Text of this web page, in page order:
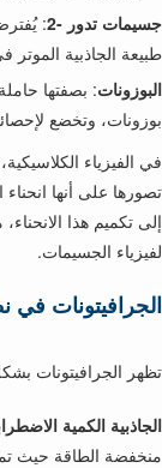
جسيمات تدور -2
طبيعة الجاذبية الموتر
البوزونات: بصفتها
بوزونات، وتخضع
في الفيزياء
تصورها على أنها
إلى تكميم هذا
لفيزياء الجسيمات.
الجرافيتونات في
تظهر الجرافيتونات
الجاذبية الكمية
منخفضة الطاقة حيث